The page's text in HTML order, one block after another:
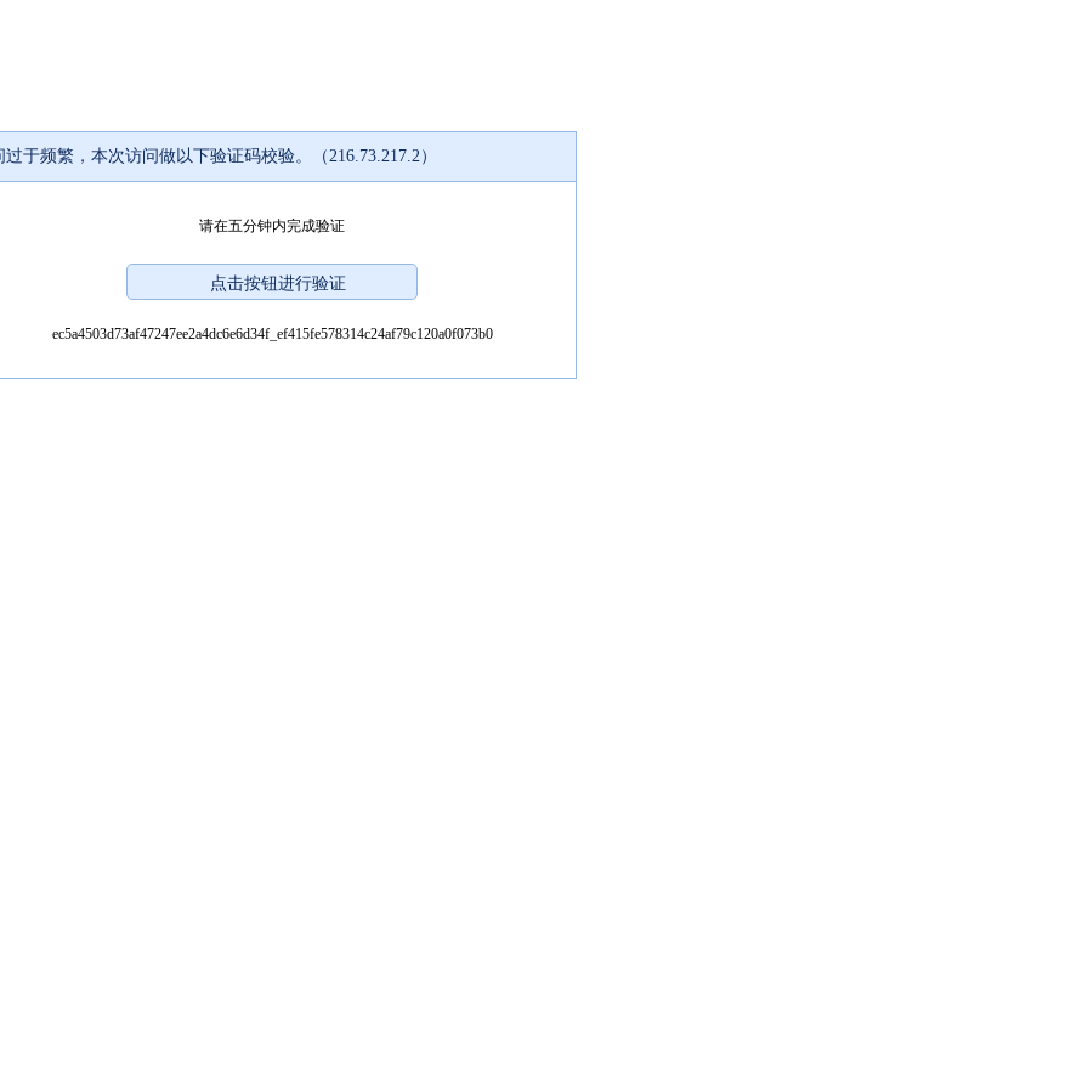
过于频繁，本次访问做以下验证码校验。（216.73.217.2）
请在五分钟内完成验证
ec5a4503d73af47247ee2a4dc6e6d34f_ef415fe578314c24af79c120a0f073b0